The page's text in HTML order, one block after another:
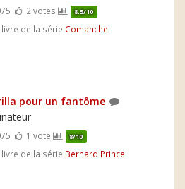
2 votes 8.5/10
livre de la série Comanche
pour un fantôme
1 vote 8/10
livre de la série Bernard Prince